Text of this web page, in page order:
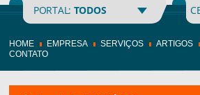
PORTAL: TODOS
HOME EMPRESA SERVIÇOS ARTIGOS
CONTATO